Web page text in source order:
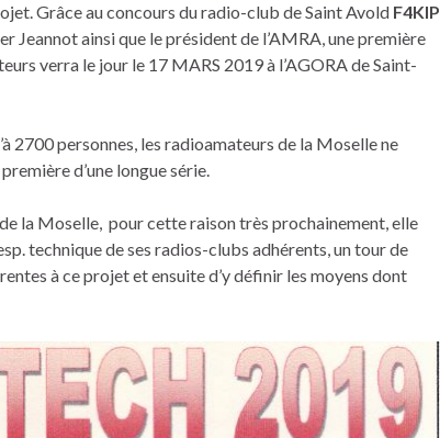
Grâce au concours du radio-club de Saint Avold F4KIP
ainsi que le président de l’AMRA, une première
verra le jour le 17 MARS 2019 à l’AGORA de Saint-
2700 personnes, les radioamateurs de la Moselle ne
d’une longue série.
la Moselle, pour cette raison très prochainement, elle
technique de ses radios-clubs adhérents, un tour de
à ce projet et ensuite d’y définir les moyens dont